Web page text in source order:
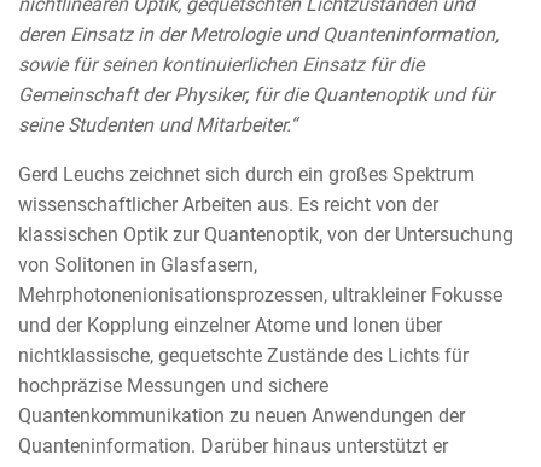
deren Einsatz in der Metrologie und Quanteninformation,
sowie für seinen kontinuierlichen Einsatz für die
Gemeinschaft der Physiker, für die Quantenoptik und für
seine Studenten und Mitarbeiter.“
Gerd Leuchs zeichnet sich durch ein großes Spektrum
wissenschaftlicher Arbeiten aus. Es reicht von der
klassischen Optik zur Quantenoptik, von der Untersuchung
von Solitonen in Glasfasern,
Mehrphotonenionisationsprozessen, ultrakleiner Fokusse
und der Kopplung einzelner Atome und Ionen über
nichtklassische, gequetschte Zustände des Lichts für
hochpräzise Messungen und sichere
Quantenkommunikation zu neuen Anwendungen der
Quanteninformation. Darüber hinaus unterstützt er